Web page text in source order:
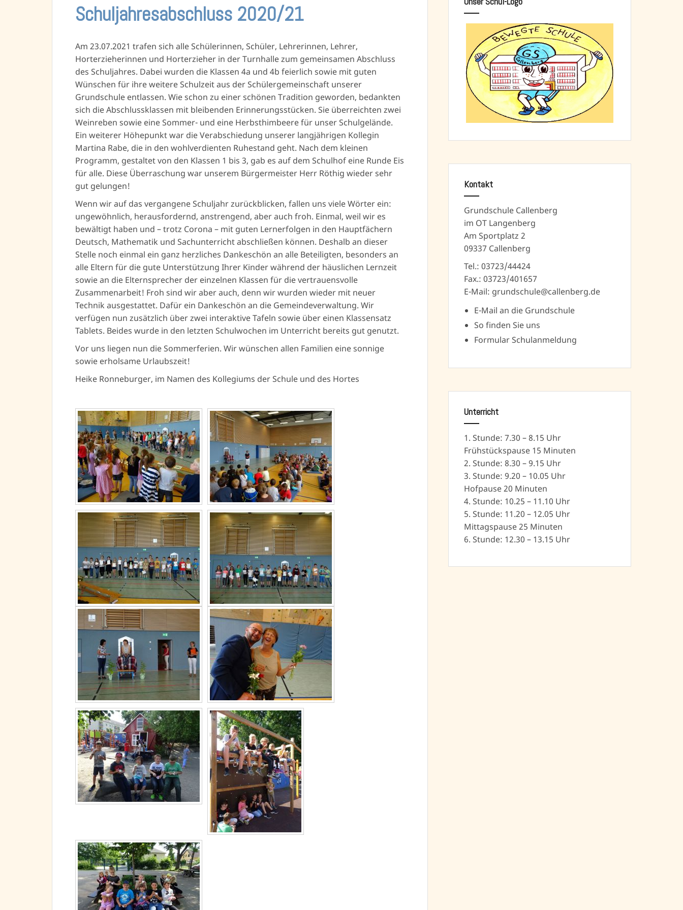
Schuljahresabschluss 2020/21
Am 23.07.2021 trafen sich alle Schülerinnen, Schüler, Lehrerinnen, Lehrer,
Horterzieherinnen und Horterzieher in der Turnhalle zum gemeinsamen Abschluss
des Schuljahres. Dabei wurden die Klassen 4a und 4b feierlich sowie mit guten
Wünschen für ihre weitere Schulzeit aus der Schülergemeinschaft unserer
Grundschule entlassen. Wie schon zu einer schönen Tradition geworden, bedankten
sich die Abschlussklassen mit bleibenden Erinnerungsstücken. Sie überreichten zwei
Weinreben sowie eine Sommer- und eine Herbsthimbeere für unser Schulgelände.
Ein weiterer Höhepunkt war die Verabschiedung unserer langjährigen Kollegin
Martina Rabe, die in den wohlverdienten Ruhestand geht. Nach dem kleinen
Programm, gestaltet von den Klassen 1 bis 3, gab es auf dem Schulhof eine Runde Eis
für alle. Diese Überraschung war unserem Bürgermeister Herr Röthig wieder sehr
gut gelungen!
Wenn wir auf das vergangene Schuljahr zurückblicken, fallen uns viele Wörter ein:
ungewöhnlich, herausfordernd, anstrengend, aber auch froh. Einmal, weil wir es
bewältigt haben und – trotz Corona – mit guten Lernerfolgen in den Hauptfächern
Deutsch, Mathematik und Sachunterricht abschließen können. Deshalb an dieser
Stelle noch einmal ein ganz herzliches Dankeschön an alle Beteiligten, besonders an
alle Eltern für die gute Unterstützung Ihrer Kinder während der häuslichen Lernzeit
sowie an die Elternsprecher der einzelnen Klassen für die vertrauensvolle
Zusammenarbeit! Froh sind wir aber auch, denn wir wurden wieder mit neuer
Technik ausgestattet. Dafür ein Dankeschön an die Gemeindeverwaltung. Wir
verfügen nun zusätzlich über zwei interaktive Tafeln sowie über einen Klassensatz
Tablets. Beides wurde in den letzten Schulwochen im Unterricht bereits gut genutzt.
Vor uns liegen nun die Sommerferien. Wir wünschen allen Familien eine sonnige
sowie erholsame Urlaubszeit!
Heike Ronneburger, im Namen des Kollegiums der Schule und des Hortes
Kontakt
Grundschule Callenberg
im OT Langenberg
Am Sportplatz 2
09337 Callenberg
Tel.: 03723/44424
Fax.: 03723/401657
E-Mail: grundschule@callenberg.de
E-Mail an die Grundschule
So finden Sie uns
Formular Schulanmeldung
Unterricht
1. Stunde: 7.30 – 8.15 Uhr
Frühstückspause 15 Minuten
2. Stunde: 8.30 – 9.15 Uhr
3. Stunde: 9.20 – 10.05 Uhr
Hofpause 20 Minuten
4. Stunde: 10.25 – 11.10 Uhr
5. Stunde: 11.20 – 12.05 Uhr
Mittagspause 25 Minuten
6. Stunde: 12.30 – 13.15 Uhr